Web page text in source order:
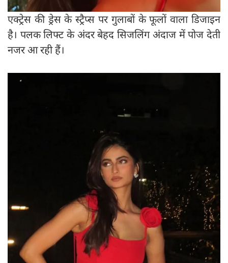
एक्ट्रेस की ड्रेस के स्ट्रैप्स पर गुलाबों के फूलों वाला डिजाइन
है। पलक लिफ्ट के अंदर बेहद सिजलिंग अंदाज में पोज देती
नजर आ रही हैं।